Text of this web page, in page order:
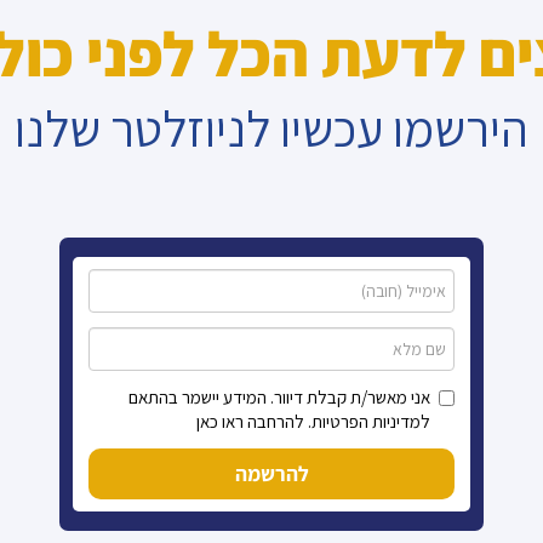
לדעת הכל לפני
הירשמו עכשיו לניוזלטר שלנו
אני מאשר/ת קבלת דיוור. המידע יישמר בהתאם
למדיניות הפרטיות. להרחבה ראו כאן
להרשמה